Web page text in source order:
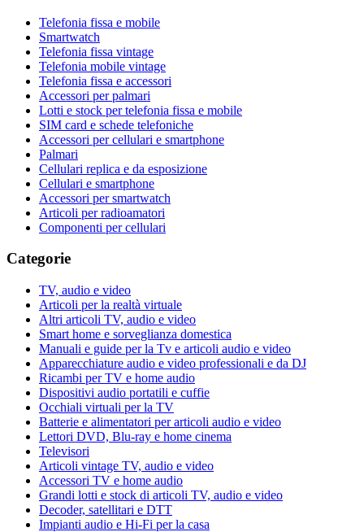
Telefonia fissa e mobile
Smartwatch
Telefonia fissa vintage
Telefonia mobile vintage
Telefonia fissa e accessori
Accessori per palmari
Lotti e stock per telefonia fissa e mobile
SIM card e schede telefoniche
Accessori per cellulari e smartphone
Palmari
Cellulari replica e da esposizione
Cellulari e smartphone
Accessori per smartwatch
Articoli per radioamatori
Componenti per cellulari
Categorie
TV, audio e video
Articoli per la realtà virtuale
Altri articoli TV, audio e video
Smart home e sorveglianza domestica
Manuali e guide per la Tv e articoli audio e video
Apparecchiature audio e video professionali e da DJ
Ricambi per TV e home audio
Dispositivi audio portatili e cuffie
Occhiali virtuali per la TV
Batterie e alimentatori per articoli audio e video
Lettori DVD, Blu-ray e home cinema
Televisori
Articoli vintage TV, audio e video
Accessori TV e home audio
Grandi lotti e stock di articoli TV, audio e video
Decoder, satellitari e DTT
Impianti audio e Hi-Fi per la casa